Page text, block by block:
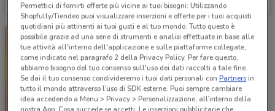
Scade mercoledì 5.6 km Scade mercoledì
Permettici di fornirti offerte più vicine ai tuoi bisogni: Utilizzando
Shopfully/Tiendeo puoi visualizzare inserzioni e offerte per i tuoi acquisti
quotidiani più attinenti ai tuoi gusti e al tuo mondo. Tutto questo è
possibile grazie ad una serie di strumenti e analisi effettuate in base alle
tue attività all'interno dell'applicazione e sulle piattaforme collegate,
come indicato nel paragrafo 2 della Privacy Policy. Per fare questo,
abbiamo bisogno del tuo consenso sull'uso dei dati raccolti a tale fine.
Se dai il tuo consenso condivideremo i tuoi dati personali conPartnersin
tutto il mondo attraverso l’uso di SDK esterne. Puoi sempre cambiare
idea accedendo a Menu > Privacy > Personalizzazione, all’interno della